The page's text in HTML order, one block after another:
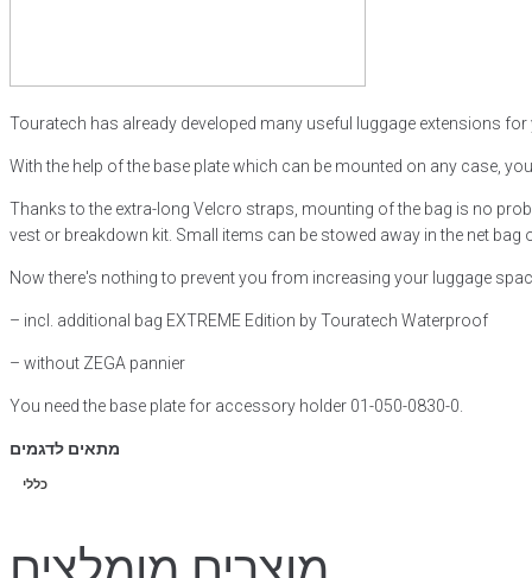
Touratech has already developed many useful luggage extensions
With the help of the base plate which can be mounted on any case,
Thanks to the extra-long Velcro straps, mounting of the bag is no
vest or breakdown kit. Small items can be stowed away in the net bag
Now there's nothing to prevent you from increasing your luggage
– incl. additional bag EXTREME Edition by Touratech Waterproof
– without ZEGA pannier
You need the base plate for accessory holder 01-050-0830-0.
מתאים לדגמים
כללי